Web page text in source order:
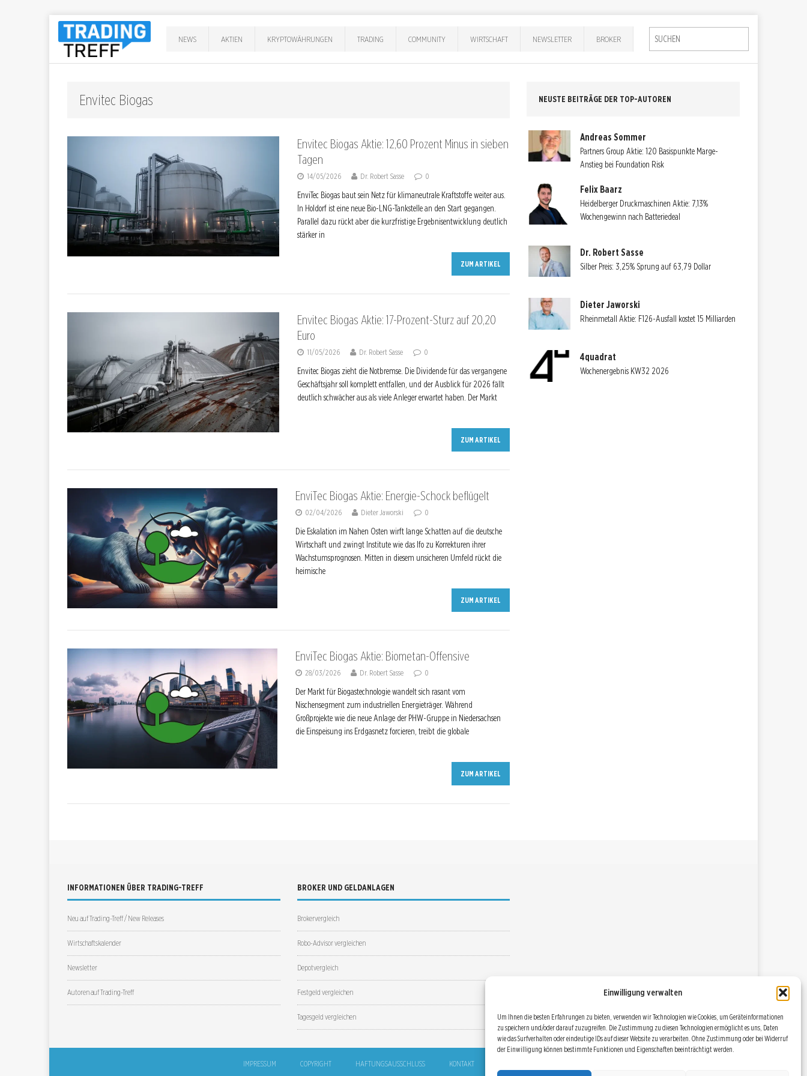
Einwilligung verwalten
Um Ihnen die besten Erfahrungen zu bieten, verwenden wir Technologien wie Cookies, um Geräteinformationen
zu speichern und/oder darauf zuzugreifen. Die Zustimmung zu diesen Technologien ermöglicht es uns, Daten
wie das Surfverhalten oder eindeutige IDs auf dieser Website zu verarbeiten. Ohne Zustimmung oder bei Widerruf
der Einwilligung können bestimmte Funktionen und Eigenschaften beeinträchtigt werden.
NEWS AKTIEN KRYPTOWÄHRUNGEN TRADING COMMUNITY WIRTSCHAFT NEWSLETTER BROKER
Envitec Biogas
Envitec Biogas Aktie: 12,60 Prozent Minus in sieben
Tagen
14/05/2026 Dr. Robert Sasse 0
EnviTec Biogas baut sein Netz für klimaneutrale Kraftstoffe weiter aus.
In Holdorf ist eine neue Bio-LNG-Tankstelle an den Start gegangen.
Parallel dazu rückt aber die kurzfristige Ergebnisentwicklung deutlich
stärker in
ZUM ARTIKEL
Envitec Biogas Aktie: 17-Prozent-Sturz auf 20,20
Euro
11/05/2026 Dr. Robert Sasse 0
Envitec Biogas zieht die Notbremse. Die Dividende für das vergangene
Geschäftsjahr soll komplett entfallen, und der Ausblick für 2026 fällt
deutlich schwächer aus als viele Anleger erwartet haben. Der Markt
ZUM ARTIKEL
EnviTec Biogas Aktie: Energie-Schock beflügelt
02/04/2026 Dieter Jaworski 0
Die Eskalation im Nahen Osten wirft lange Schatten auf die deutsche
Wirtschaft und zwingt Institute wie das Ifo zu Korrekturen ihrer
Wachstumsprognosen. Mitten in diesem unsicheren Umfeld rückt die
heimische
ZUM ARTIKEL
EnviTec Biogas Aktie: Biometan-Offensive
28/03/2026 Dr. Robert Sasse 0
Der Markt für Biogastechnologie wandelt sich rasant vom
Nischensegment zum industriellen Energieträger. Während
Großprojekte wie die neue Anlage der PHW-Gruppe in Niedersachsen
die Einspeisung ins Erdgasnetz forcieren, treibt die globale
ZUM ARTIKEL
NEUSTE BEITRÄGE DER TOP-AUTOREN
Andreas Sommer
Partners Group Aktie: 120 Basispunkte Marge-
Anstieg bei Foundation Risk
Felix Baarz
Heidelberger Druckmaschinen Aktie: 7,13%
Wochengewinn nach Batteriedeal
Dr. Robert Sasse
Silber Preis: 3,25% Sprung auf 63,79 Dollar
Dieter Jaworski
Rheinmetall Aktie: F126-Ausfall kostet 15 Milliarden
4quadrat
Wochenergebnis KW32 2026
INFORMATIONEN ÜBER TRADING-TREFF
Neu auf Trading-Treff / New Releases
Wirtschaftskalender
Newsletter
Autoren auf Trading-Treff
BROKER UND GELDANLAGEN
Brokervergleich
Robo-Advisor vergleichen
Depotvergleich
Festgeld vergleichen
Tagesgeld vergleichen
IMPRESSUM COPYRIGHT HAFTUNGSAUSSCHLUSS KONTAKT